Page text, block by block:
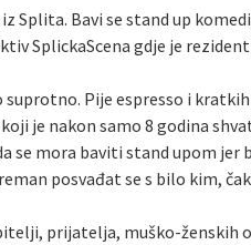
Splita. Bavi se stand up
SplickaScena gdje je
Pije espresso i
je nakon samo 8 godina
mora baviti stand upom jer
posvađat se s bilo kim,
prijatelja, muško-ženskih